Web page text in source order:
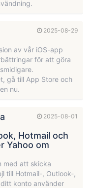
2025-08-29
av vår iOS-app
för att göra
gå till App Store och
nu.
2025-08-01
Hotmail och
Yahoo om
med att skicka
till Hotmail-, Outlook-,
konto använder